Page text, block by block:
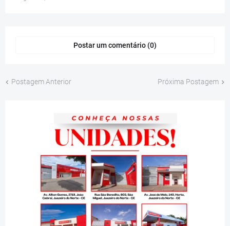
Postar um comentário (0)
Postagem Anterior Próxima Postagem